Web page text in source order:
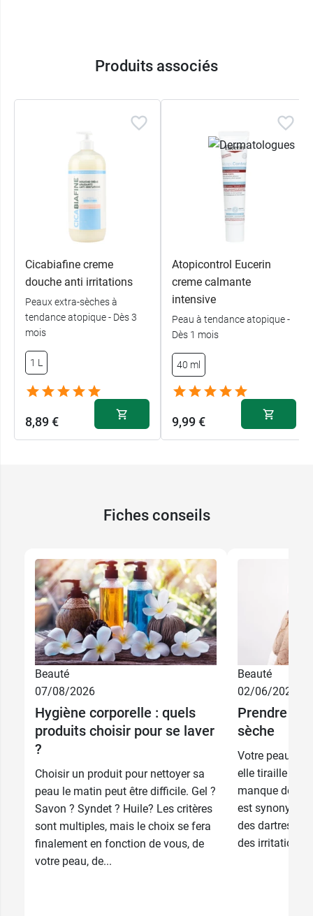
Produits associés
Cicabiafine creme
douche anti irritations
Peaux extra-sèches à
tendance atopique - Dès 3
mois
1 L
8,89 €
Atopicontrol Eucerin
creme calmante
intensive
Peau à tendance atopique -
Dès 1 mois
40 ml
9,99 €
Fiches conseils
Beauté
07/08/2026
Hygiène corporelle : quels
produits choisir pour se laver
?
Choisir un produit pour nettoyer sa
peau le matin peut être difficile. Gel ?
Savon ? Syndet ? Huile? Les critères
sont multiples, mais le choix se fera
finalement en fonction de vous, de
votre peau, de...
Beauté
02/06/2026
Prendre
sèche
Votre peau est
elle tiraille ?
manque de
est synonyme
des dartres,
des irritations